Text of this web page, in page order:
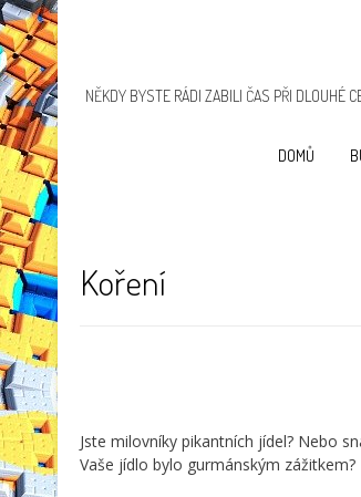
NĚKDY BYSTE RÁDI ZABILI ČAS PŘI DLOUHÉ
DOMŮ
Koření
Jste milovníky pikantních jídel? Nebo
Vaše jídlo bylo gurmánským